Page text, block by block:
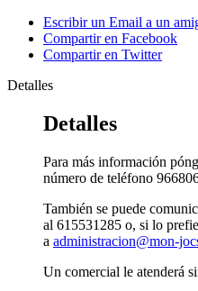
Escribir un Email a un
Compartir en Facebook
Compartir en Twitter
Detalles
Detalles
Para más información
número de teléfono
También se puede
al 615531285 o, si lo
a administracion@mon-
Un comercial le atenderá